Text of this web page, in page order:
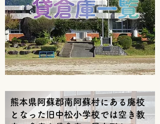
熊本県阿蘇郡南阿蘇村にある​廃校
となった旧中松小学校では空き教